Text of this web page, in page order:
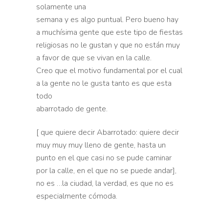
solamente una
semana y es algo puntual. Pero bueno hay
a muchísima gente que este tipo de fiestas
religiosas no le gustan y que no están muy
a favor de que se vivan en la calle.
Creo que el motivo fundamental por el cual
a la gente no le gusta tanto es que esta
todo
abarrotado de gente.
[ que quiere decir Abarrotado: quiere decir
muy muy muy lleno de gente, hasta un
punto en el que casi no se pude caminar
por la calle, en el que no se puede andar],
no es …la ciudad, la verdad, es que no es
especialmente cómoda.